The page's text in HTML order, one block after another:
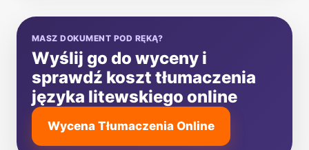
MASZ DOKUMENT POD RĘKĄ?
Wyślij go do wyceny i
sprawdź koszt tłumaczenia
języka litewskiego online
Wycena Tłumaczenia Online